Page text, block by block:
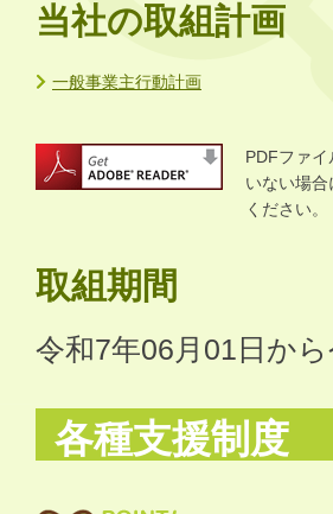
当社の取組計画
一般事業主行動計画
PDFファ
いない場
ください。
取組期間
令和7年06月01日か
各種支援制度